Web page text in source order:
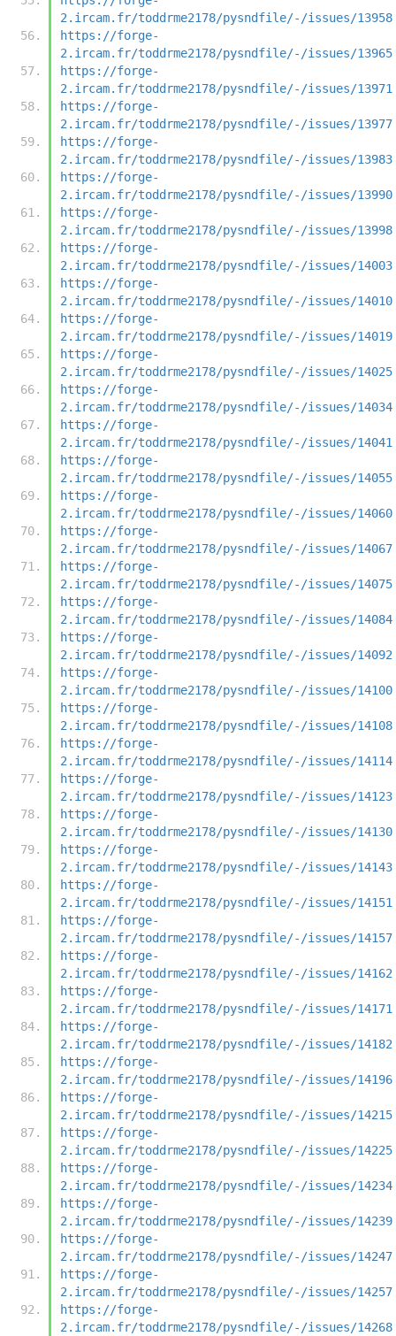
2.ircam.fr/toddrme2178/pysndfile/-/issues/13958
https://forge-
2.ircam.fr/toddrme2178/pysndfile/-/issues/13965
https://forge-
2.ircam.fr/toddrme2178/pysndfile/-/issues/13971
https://forge-
2.ircam.fr/toddrme2178/pysndfile/-/issues/13977
https://forge-
2.ircam.fr/toddrme2178/pysndfile/-/issues/13983
https://forge-
2.ircam.fr/toddrme2178/pysndfile/-/issues/13990
https://forge-
2.ircam.fr/toddrme2178/pysndfile/-/issues/13998
https://forge-
2.ircam.fr/toddrme2178/pysndfile/-/issues/14003
https://forge-
2.ircam.fr/toddrme2178/pysndfile/-/issues/14010
https://forge-
2.ircam.fr/toddrme2178/pysndfile/-/issues/14019
https://forge-
2.ircam.fr/toddrme2178/pysndfile/-/issues/14025
https://forge-
2.ircam.fr/toddrme2178/pysndfile/-/issues/14034
https://forge-
2.ircam.fr/toddrme2178/pysndfile/-/issues/14041
https://forge-
2.ircam.fr/toddrme2178/pysndfile/-/issues/14055
https://forge-
2.ircam.fr/toddrme2178/pysndfile/-/issues/14060
https://forge-
2.ircam.fr/toddrme2178/pysndfile/-/issues/14067
https://forge-
2.ircam.fr/toddrme2178/pysndfile/-/issues/14075
https://forge-
2.ircam.fr/toddrme2178/pysndfile/-/issues/14084
https://forge-
2.ircam.fr/toddrme2178/pysndfile/-/issues/14092
https://forge-
2.ircam.fr/toddrme2178/pysndfile/-/issues/14100
https://forge-
2.ircam.fr/toddrme2178/pysndfile/-/issues/14108
https://forge-
2.ircam.fr/toddrme2178/pysndfile/-/issues/14114
https://forge-
2.ircam.fr/toddrme2178/pysndfile/-/issues/14123
https://forge-
2.ircam.fr/toddrme2178/pysndfile/-/issues/14130
https://forge-
2.ircam.fr/toddrme2178/pysndfile/-/issues/14143
https://forge-
2.ircam.fr/toddrme2178/pysndfile/-/issues/14151
https://forge-
2.ircam.fr/toddrme2178/pysndfile/-/issues/14157
https://forge-
2.ircam.fr/toddrme2178/pysndfile/-/issues/14162
https://forge-
2.ircam.fr/toddrme2178/pysndfile/-/issues/14171
https://forge-
2.ircam.fr/toddrme2178/pysndfile/-/issues/14182
https://forge-
2.ircam.fr/toddrme2178/pysndfile/-/issues/14196
https://forge-
2.ircam.fr/toddrme2178/pysndfile/-/issues/14215
https://forge-
2.ircam.fr/toddrme2178/pysndfile/-/issues/14225
https://forge-
2.ircam.fr/toddrme2178/pysndfile/-/issues/14234
https://forge-
2.ircam.fr/toddrme2178/pysndfile/-/issues/14239
https://forge-
2.ircam.fr/toddrme2178/pysndfile/-/issues/14247
https://forge-
2.ircam.fr/toddrme2178/pysndfile/-/issues/14257
https://forge-
2.ircam.fr/toddrme2178/pysndfile/-/issues/14268